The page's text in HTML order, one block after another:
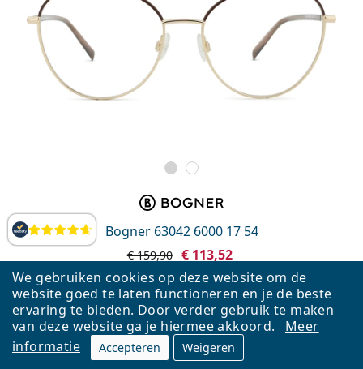
We gebruiken cookies op deze website om de
website goed te laten functioneren en je de beste
ervaring te bieden. Door verder gebruik te maken
van deze website ga je hiermee akkoord.
Meer
informatie
Accepteren Weigeren
Beoordelingen Bogner 63042 6000 17 54
€ 159,90 € 113,52
Gratis bezorging& model op voorraad
Virtual try-on